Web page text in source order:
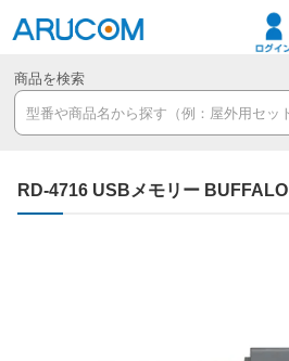
商品を検索
RD-4716 USBメモリー